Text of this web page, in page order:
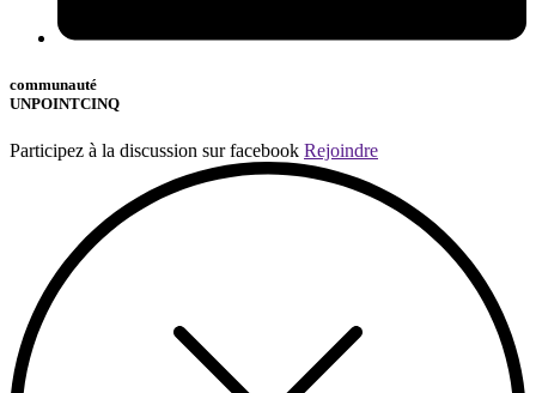
communauté
UNPOINTCINQ
Participez à la discussion sur facebook Rejoindre